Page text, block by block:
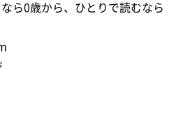
ら0歳から、ひとりで読むなら